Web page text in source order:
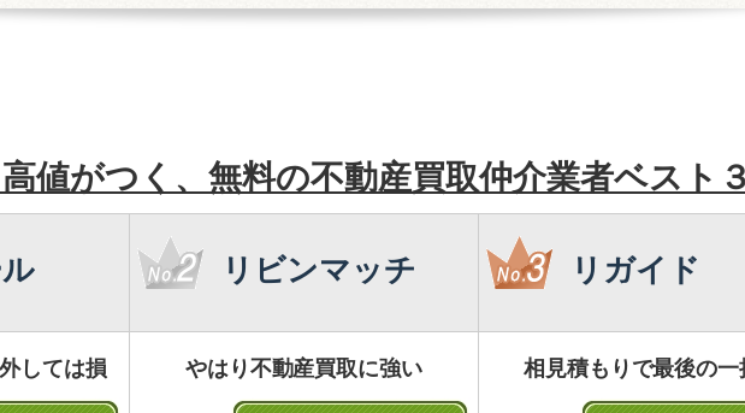
値がつく、無料の不動産買取仲介業者ベスト３
リビンマッチ リガイド
しては損 やはり不動産買取に強い 相見積もりで最後の一